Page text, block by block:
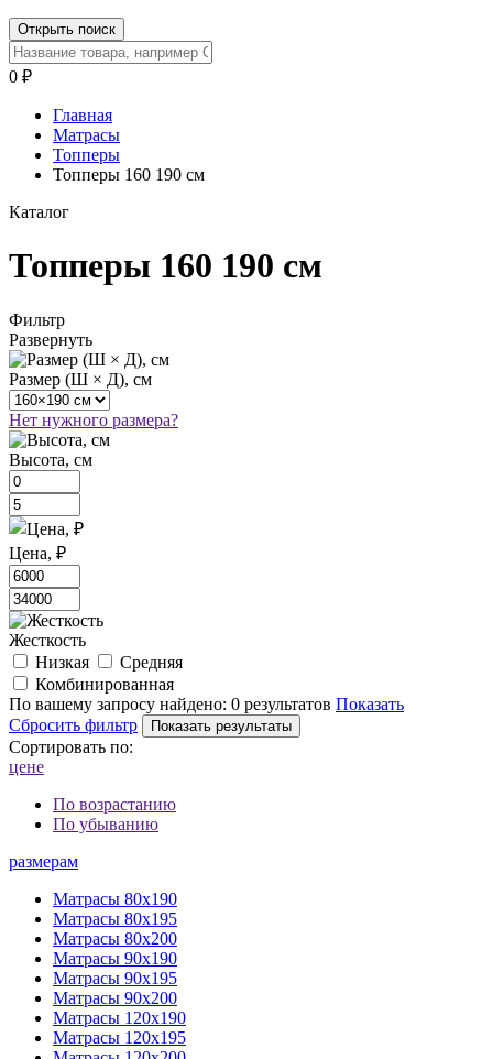
Открыть поиск
0 ₽
Главная
Матрасы
Топперы
Топперы 160 190 см
Каталог
Топперы 160 190 см
Фильтр
Развернуть
Размер (Ш × Д), см
Нет нужного размера?
Высота, см
Цена, ₽
Жесткость
Низкая
Средняя
Комбинированная
По вашему запросу найдено: 0 результатов Показать
Сбросить фильтр
Сортировать по:
цене
По возрастанию
По убыванию
размерам
Матрасы 80х190
Матрасы 80х195
Матрасы 80х200
Матрасы 90х190
Матрасы 90х195
Матрасы 90х200
Матрасы 120х190
Матрасы 120х195